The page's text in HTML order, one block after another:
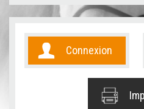
Connexion